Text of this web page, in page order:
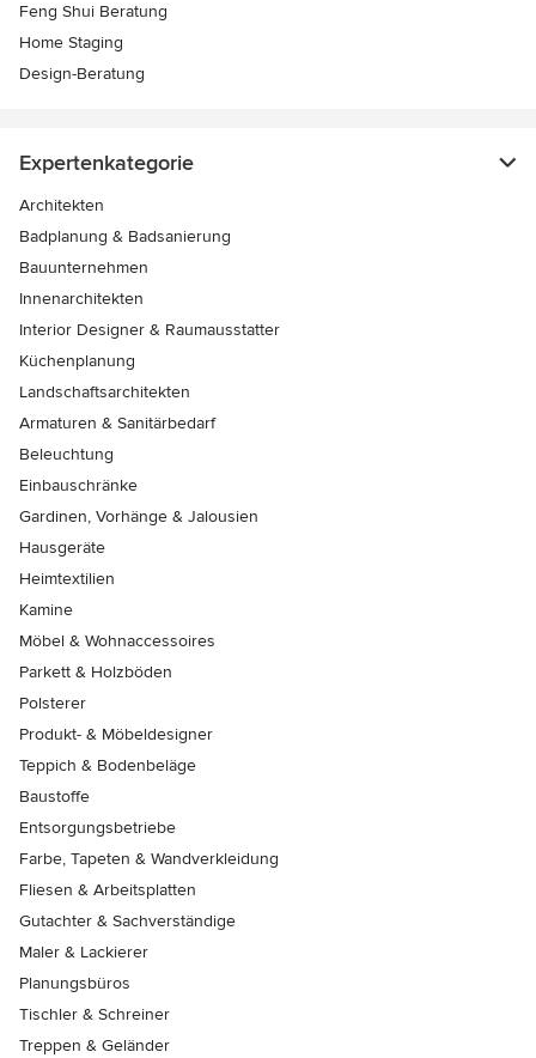
Feng Shui Beratung
Home Staging
Design-Beratung
Expertenkategorie
Architekten
Badplanung & Badsanierung
Bauunternehmen
Innenarchitekten
Interior Designer & Raumausstatter
Küchenplanung
Landschaftsarchitekten
Armaturen & Sanitärbedarf
Beleuchtung
Einbauschränke
Gardinen, Vorhänge & Jalousien
Hausgeräte
Heimtextilien
Kamine
Möbel & Wohnaccessoires
Parkett & Holzböden
Polsterer
Produkt- & Möbeldesigner
Teppich & Bodenbeläge
Baustoffe
Entsorgungsbetriebe
Farbe, Tapeten & Wandverkleidung
Fliesen & Arbeitsplatten
Gutachter & Sachverständige
Maler & Lackierer
Planungsbüros
Tischler & Schreiner
Treppen & Geländer